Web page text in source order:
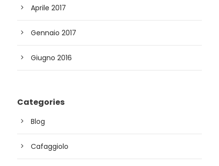
Aprile 2017
Gennaio 2017
Giugno 2016
Categories
Blog
Cafaggiolo